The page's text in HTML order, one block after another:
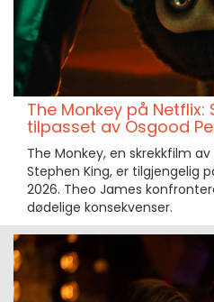
The Monkey på Netflix:
tilpasset av Osgood
The Monkey, en skrekkfilm
Stephen King, er tilgjengelig
2026. Theo James
dødelige konsekvenser.